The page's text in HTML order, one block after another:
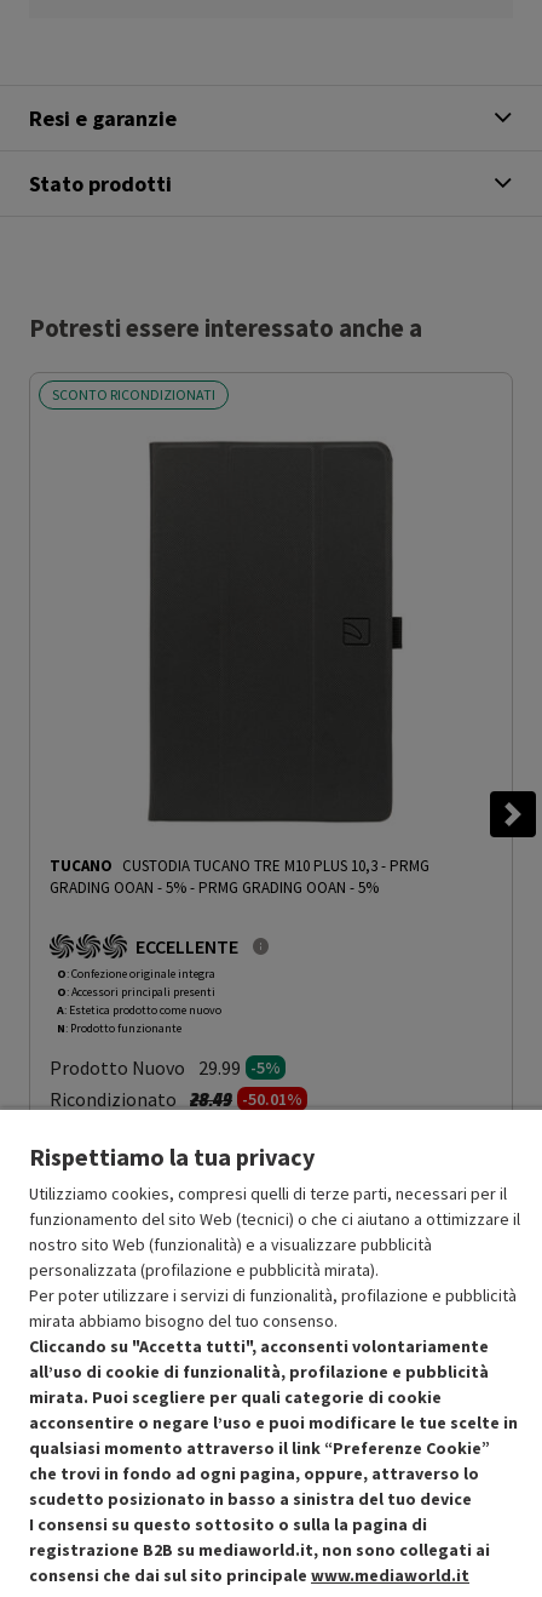
Resi e garanzie
Stato prodotti
Potresti essere interessato anche a
SCONTO RICONDIZIONATI
TUCANO CUSTODIA TUCANO TRE M10 PLUS 10,3 - PRMG
GRADING OOAN - 5%- PRMG GRADING OOAN - 5%
ECCELLENTE
O: Confezione originale integra
O: Accessori principali presenti
A: Estetica prodotto come nuovo
N: Prodotto funzionante
Prodotto Nuovo 29.99 -5%
Ricondizionato Prezzo ridotto da
28.49a-50.01%
Aggiungi al carrello
SCONTO RICONDIZIONATI
Approfitta dello sconto del 50% sul prodotto ricondizionato.
Condizioni generali di vendita
Cookie Policy
Recedere dal contratto qui
Rispettiamo la tua privacy
Utilizziamo cookies, compresi quelli di terze parti, necessari per il
funzionamento del sito Web (tecnici) o che ci aiutano a ottimizzare il
nostro sito Web (funzionalità) e a visualizzare pubblicità
personalizzata (profilazione e pubblicità mirata).
Per poter utilizzare i servizi di funzionalità, profilazione e pubblicità
mirata abbiamo bisogno del tuo consenso.
Cliccando su "Accetta tutti", acconsenti volontariamente
all’uso di cookie di funzionalità, profilazione e pubblicità
mirata. Puoi scegliere per quali categorie di cookie
acconsentire o negare l’uso e puoi modificare le tue scelte in
qualsiasi momento attraverso il link “Preferenze Cookie”
che trovi in fondo ad ogni pagina, oppure, attraverso lo
scudetto posizionato in basso a sinistra del tuo device
I consensi su questo sottosito o sulla la pagina di
registrazione B2B su mediaworld.it, non sono collegati ai
consensi che dai sul sito principale www.mediaworld.it